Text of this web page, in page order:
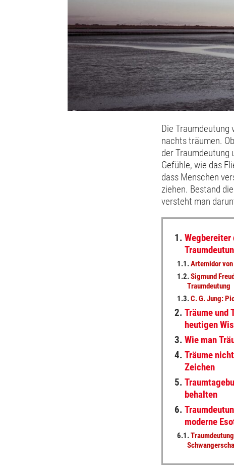
Die Traumdeutung
nachts träumen.
der Traumdeutung
Gefühle, wie das
dass Menschen
ziehen. Bestand
versteht man
1.Wegbereiter
1.1.Artemidor
1.2.Sigmund
Traumdeutung
1.3.C. G. Jung:
2.Träume und
heutigen
3.Wie man
4.Träume
Zeichen
5.
behalten
6.
moderne
6.1.